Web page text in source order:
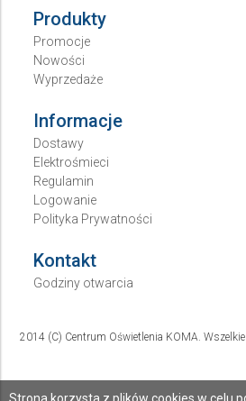
Produkty
Promocje
Nowości
Wyprzedaże
Informacje
Dostawy
Elektrośmieci
Regulamin
Logowanie
Polityka Prywatności
Kontakt
Godziny otwarcia
2014 (C) Centrum Oświetlenia KOMA.